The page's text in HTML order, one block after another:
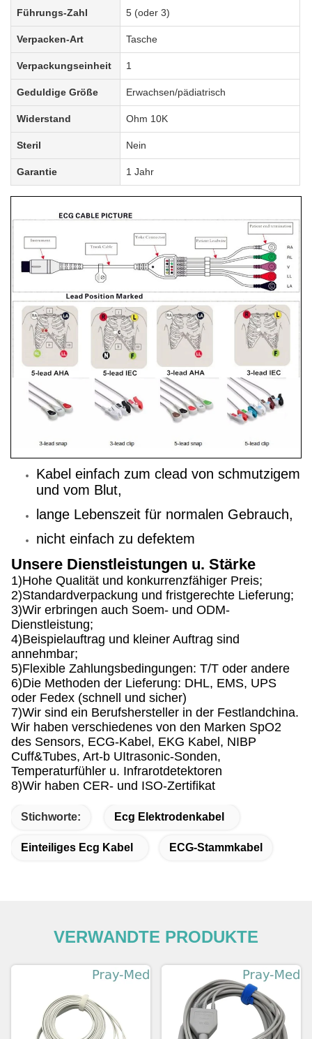
Führungs-Zahl 5 (oder 3)
Verpacken-Art Tasche
Verpackungseinheit 1
Geduldige Größe Erwachsen/pädiatrisch
Widerstand Ohm 10K
Steril Nein
Garantie 1 Jahr
Kabel einfach zum clead von schmutzigem
und vom Blut,
lange Lebenszeit für normalen Gebrauch,
nicht einfach zu defektem
Unsere Dienstleistungen u. Stärke
1)Hohe Qualität und konkurrenzfähiger Preis;
2)Standardverpackung und fristgerechte Lieferung;
3)Wir erbringen auch Soem- und ODM-
Dienstleistung;
4)Beispielauftrag und kleiner Auftrag sind
annehmbar;
5)Flexible Zahlungsbedingungen: T/T oder andere
6)Die Methoden der Lieferung: DHL, EMS, UPS
oder Fedex (schnell und sicher)
7)Wir sind ein Berufshersteller in der Festlandchina.
Wir haben verschiedenes von den Marken SpO2
des Sensors, ECG-Kabel, EKG Kabel, NIBP
Cuff&Tubes, Art-b UItrasonic-Sonden,
Temperaturfühler u. Infrarotdetektoren
8)Wir haben CER- und ISO-Zertifikat
Stichworte: Ecg Elektrodenkabel
Einteiliges Ecg Kabel ECG-Stammkabel
VERWANDTE PRODUKTE